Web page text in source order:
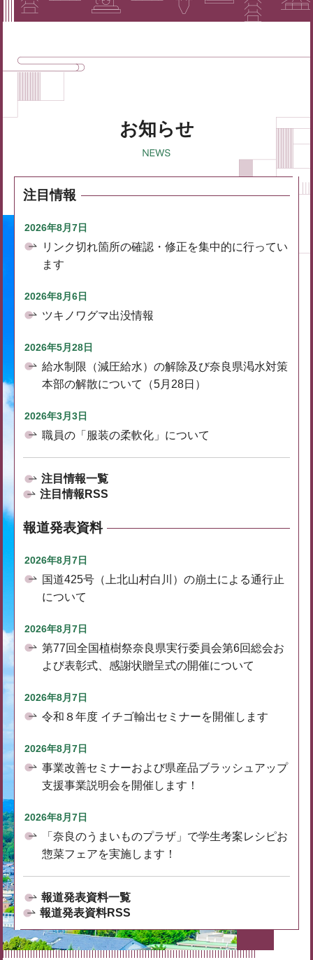
お知らせ
注目情報
2026年8月7日
リンク切れ箇所の確認・修正を集中的に行ってい
ます
2026年8月6日
ツキノワグマ出没情報
2026年5月28日
給水制限（減圧給水）の解除及び奈良県渇水対策
本部の解散について（5月28日）
2026年3月3日
職員の「服装の柔軟化」について
注目情報一覧
注目情報RSS
報道発表資料
2026年8月7日
国道425号（上北山村白川）の崩土による通行止
について
2026年8月7日
第77回全国植樹祭奈良県実行委員会第6回総会お
よび表彰式、感謝状贈呈式の開催について
2026年8月7日
令和８年度 イチゴ輸出セミナーを開催します
2026年8月7日
事業改善セミナーおよび県産品ブラッシュアップ
支援事業説明会を開催します！
2026年8月7日
「奈良のうまいものプラザ」で学生考案レシピお
惣菜フェアを実施します！
報道発表資料一覧
報道発表資料RSS